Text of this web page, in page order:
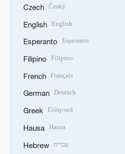
Czech Český
English English
Esperanto Esperanto
Filipino Filipino
French Français
German Deutsch
Greek Ελληνικά
Hausa Hausa
Hebrew עברית